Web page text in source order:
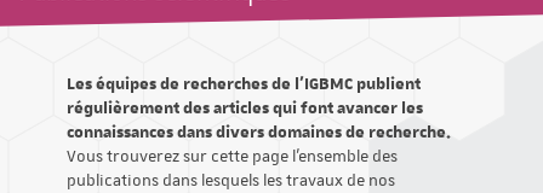
Les équipes de recherches de l'IGBMC publient
régulièrement des articles qui font avancer les
connaissances dans divers domaines de recherche.
Vous trouverez sur cette page l'ensemble des
publications dans lesquels les travaux de nos